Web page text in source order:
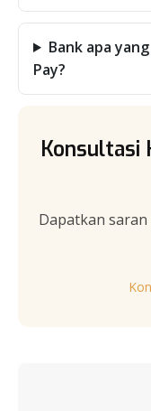
Bank apa
Pay?
Konsultasi
Dapatkan